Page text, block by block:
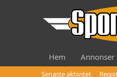
Hem Annonser
Senaste aktivitet